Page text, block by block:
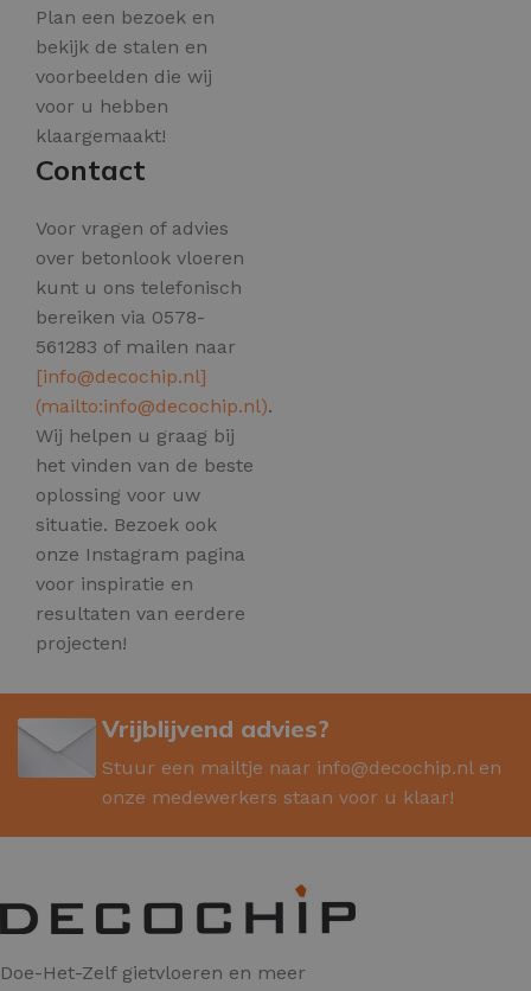
Plan een bezoek en
bekijk de stalen en
voorbeelden die wij
voor u hebben
klaargemaakt!
Contact
Voor vragen of advies
over betonlook vloeren
kunt u ons telefonisch
bereiken via 0578-
561283 of mailen naar
[info@decochip.nl]
(mailto:info@decochip.nl).
Wij helpen u graag bij
het vinden van de beste
oplossing voor uw
situatie. Bezoek ook
onze Instagram pagina
voor inspiratie en
resultaten van eerdere
projecten!
Vrijblijvend advies?
Stuur een mailtje naar info@decochip.nl en
onze medewerkers staan voor u klaar!
Doe-Het-Zelf gietvloeren en meer